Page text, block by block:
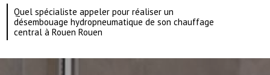
Quel spécialiste appeler pour réaliser un
désembouage hydropneumatique de son chauffage
central à Rouen Rouen